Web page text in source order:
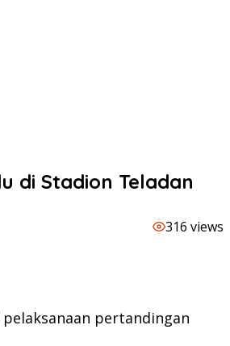
di Stadion Teladan
316 views
pertandingan